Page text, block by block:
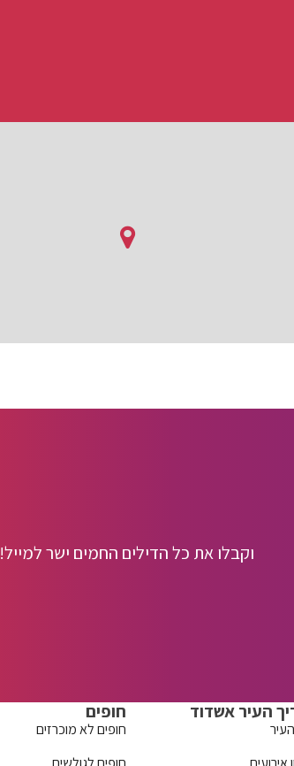
וקבלו את כל הדילים החמים ישר למייל!
העיר אשדוד חופים
חופים לא מוכרזים